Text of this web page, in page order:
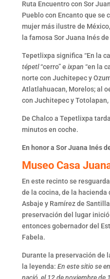
Ruta Encuentro con Sor
Pueblo con Encanto que se
mujer más ilustre de
la famosa Sor Juana Inés
Tepetlixpa significa “En la
tépetl“cerro” e ixpan “en la
norte con Juchitepec y
Atlatlahuacan, Morelos; al
con Juchitepec y
De Chalco a Tepetlixpa
minutos en coche.
En honor a Sor Juana Inés
Museo Casa
En este recinto se
de la cocina, de la hacienda
Asbaje y Ramírez de
preservación del lugar inició
entonces gobernador del
Fabela.
Durante la preservación de
la leyenda: En este sitio se